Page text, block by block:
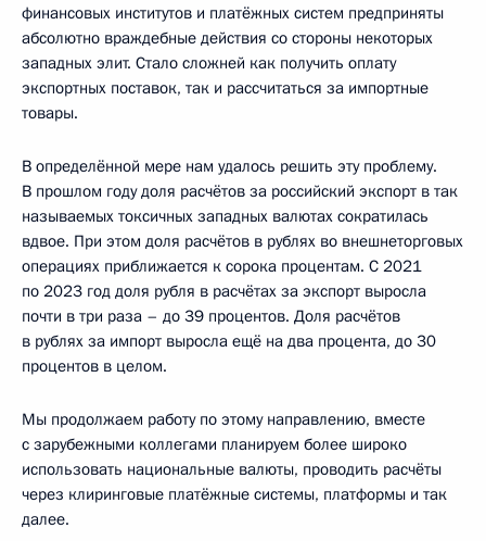
финансовых институтов и платёжных систем предприняты
абсолютно враждебные действия со стороны некоторых
западных элит. Стало сложней как получить оплату
экспортных поставок, так и рассчитаться за импортные
товары.
В определённой мере нам удалось решить эту проблему.
В прошлом году доля расчётов за российский экспорт в так
называемых токсичных западных валютах сократилась
вдвое. При этом доля расчётов в рублях во внешнеторговых
операциях приближается к сорока процентам. С 2021
по 2023 год доля рубля в расчётах за экспорт выросла
почти в три раза – до 39 процентов. Доля расчётов
в рублях за импорт выросла ещё на два процента, до 30
процентов в целом.
Мы продолжаем работу по этому направлению, вместе
с зарубежными коллегами планируем более широко
использовать национальные валюты, проводить расчёты
через клиринговые платёжные системы, платформы и так
далее.